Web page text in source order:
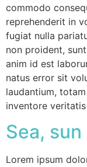
commodo
reprehenderit in
fugiat nulla
non proident,
anim id est
natus error sit
laudantium,
inventore
Sea,
Lorem ipsum